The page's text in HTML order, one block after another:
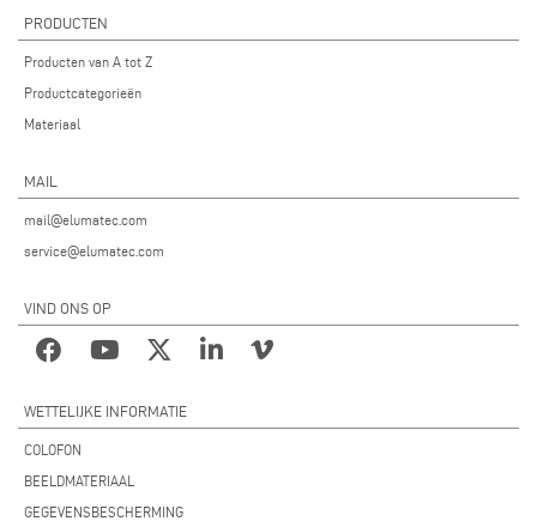
PRODUCTEN
Producten van A tot Z
Productcategorieën
Materiaal
MAIL
mail@elumatec.com
service@elumatec.com
VIND ONS OP
WETTELIJKE INFORMATIE
COLOFON
BEELDMATERIAAL
GEGEVENSBESCHERMING